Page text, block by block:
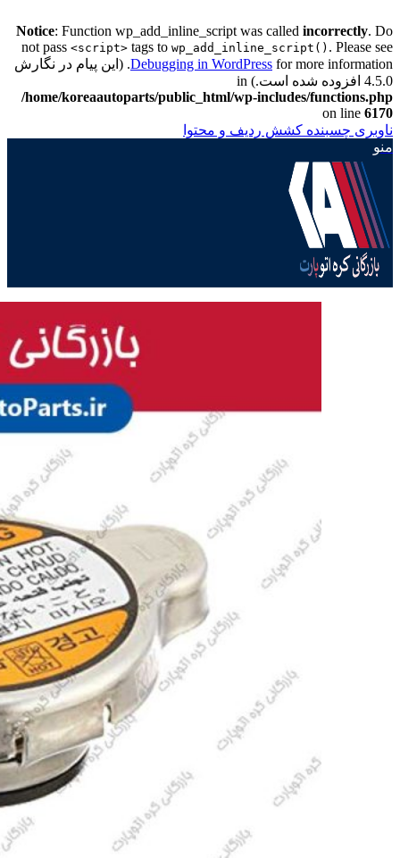
Notice: Function wp_add_inline_script was called incorrectly. Do
not pass <script> tags to wp_add_inline_script() . Please see
Debugging in WordPressfor more information. (این پیام در نگارش
4.5.0 افزوده شده است.) in
/home/koreaautoparts/public_html/wp-includes/functions.php
on line 6170
ناوبری چسبنده کشش ردیف و محتوا
منو